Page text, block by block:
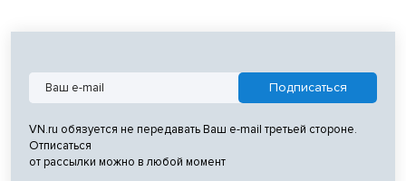
VN.ru обязуется не передавать Ваш e-mail третьей стороне.
Отписаться
от рассылки можно в любой момент